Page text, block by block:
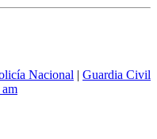
Nacional | Guardia Civil